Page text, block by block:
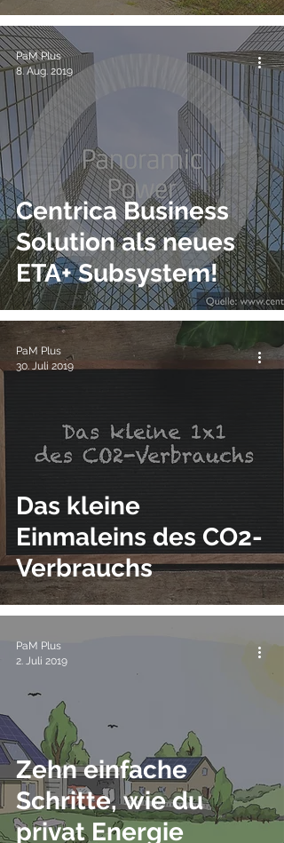
Centrica Business
Solution als neues
ETA+ Subsystem!
PaM Plus
8. Aug. 2019
Das kleine
Einmaleins des CO2-
Verbrauchs
PaM Plus
30. Juli 2019
Zehn einfache
Schritte, wie du
privat Energie
PaM Plus
2. Juli 2019